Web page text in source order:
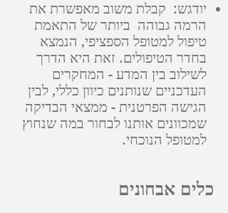
יודגש: קבלת משוב מאפשרת את
הרמה גבוהה ביותר של התאמת
טיפול למטופל הספציפי, הנמצא
בחדר הטיפולים. זאת היא הדרך
לשילוב בין המדע - המחקרים
העדכניים שנותנים כיוון כללי, לבין
הגישה הפרטנית - ממצאי הבדיקה
שמכוונים אותנו לבחור במה שנחוץ
למטופל הנוכחי.
כלים אבחונים